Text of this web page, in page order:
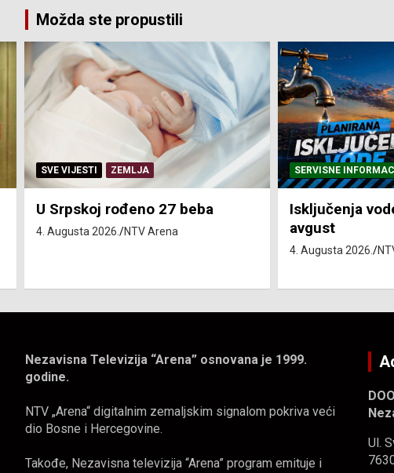
Možda ste propustili
SERVISNE INFORMACIJE
Isključenja vode – utorak 4.
avgust
SERVISNE
Isključenja el.
4. avgust
4. Augusta 2026.
Nezavisna Televizija “Arena” osnovana je 1999.
godine.
NTV „Arena“ digitalnim zemaljskim signalom pokriva veći
dio Bosne i Hercegovine.
Takođe, Nezavisna televizija “Arena” program emituje i
Ul.